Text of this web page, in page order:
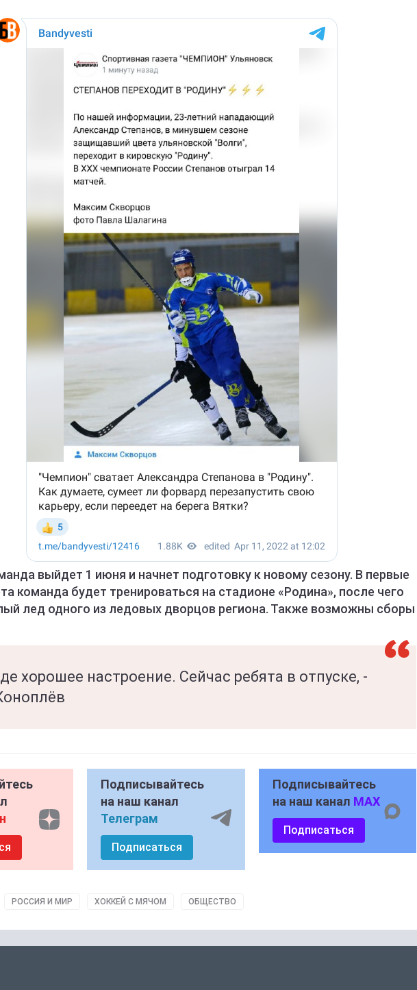
выйдет 1 июня и начнет подготовку к новому сезону. В первые
команда будет тренироваться на стадионе «Родина», после чего
лед одного из ледовых дворцов региона. Также возможны сборы
хорошее настроение. Сейчас ребята в отпуске, -
Подписывайтесь
на наш канал
Телеграм
Подписаться
Подписывайтесь
на наш канал MAX
Подписаться
РОССИЯ И МИР ХОККЕЙ С МЯЧОМ ОБЩЕСТВО